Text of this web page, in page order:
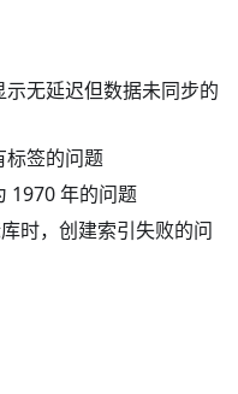
无延迟但数据未同步的
标签的问题
1970 年的问题
时，创建索引失败的问